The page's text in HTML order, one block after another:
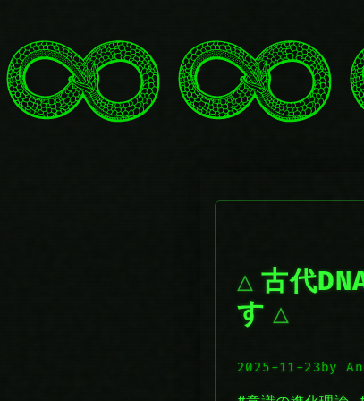
古代
す
2025-11-23by